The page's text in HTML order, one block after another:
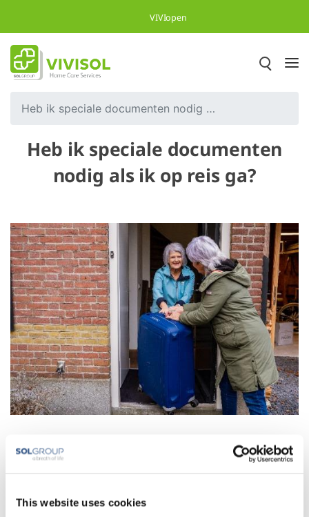
This website uses cookies
Overslaan en naar hoofdinhoud gaan
VIVIopen
Heb ik speciale documenten nodig als ik op reis ga?
Heb ik speciale documenten
nodig als ik op reis ga?
Ja. U hebt een (ingevulde) douaneverklaring nodig om uw
apparatuur mee te nemen naar het buitenland.Deze
verschillende talen beschreven waar uw PAP-apparaat